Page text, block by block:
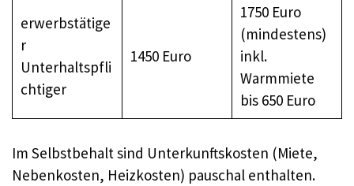
erwerbstätige
r
Unterhaltspfli
chtiger
1450 Euro
1750 Euro
(mindestens)
inkl.
Warmmiete
bis 650 Euro
Im Selbstbehalt sind Unterkunftskosten (Miete,
Nebenkosten, Heizkosten) pauschal enthalten.